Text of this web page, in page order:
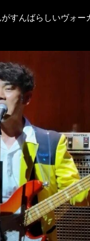
すんばらしいヴォー